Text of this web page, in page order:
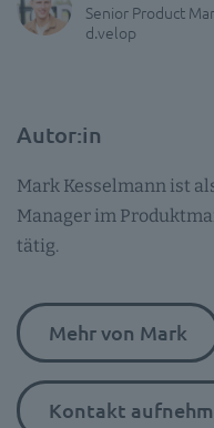
Autor:in
Mark Kesselmann ist
Manager im
tätig.
Mehr von Mark
Kontakt
Senior Product
d.velop